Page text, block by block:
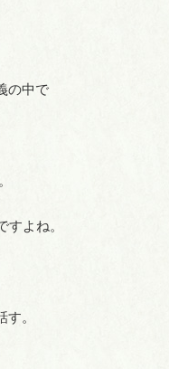
の中で
よね。
。